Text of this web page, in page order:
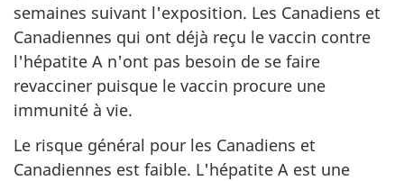
semaines suivant l'exposition. Les Canadiens et
Canadiennes qui ont déjà reçu le vaccin contre
l'hépatite A n'ont pas besoin de se faire
revacciner puisque le vaccin procure une
immunité à vie.
Le risque général pour les Canadiens et
Canadiennes est faible. L'hépatite A est une